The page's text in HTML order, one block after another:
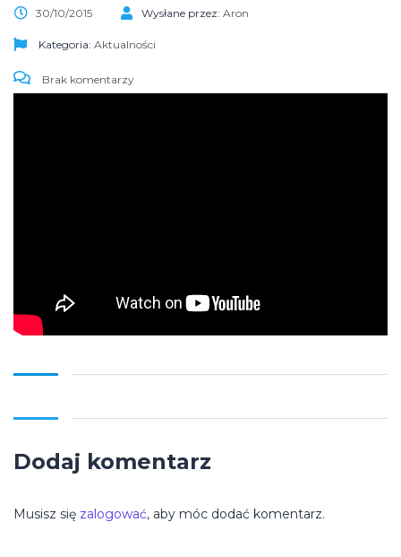
30/10/2015 Wysłane przez: Aron
Kategoria: Aktualności
Brak komentarzy
Dodaj komentarz
Musisz się zalogować, aby móc dodać komentarz.